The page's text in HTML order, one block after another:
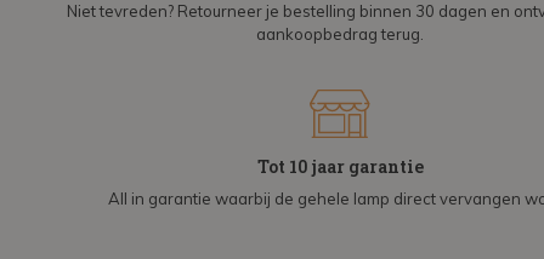
Niet tevreden? Retourneer je bestelling binnen 30 dagen en
aankoopbedrag terug.
Tot 10 jaar garantie
All in garantie waarbij de gehele lamp direct vervangen